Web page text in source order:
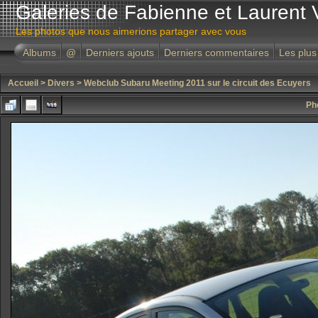
Galeries de Fabienne et Laurent
Les photos que nous aimerions partager avec vous
Albums
@ Derniers ajouts Derniers commentaires Les
Accueil > Divers > Webclub Subaru Meeting 2011 sur le circuit des Ecuyers